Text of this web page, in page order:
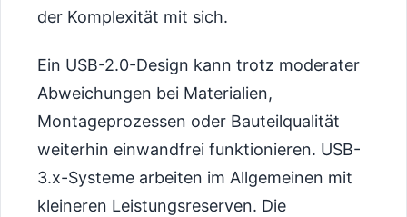
der Komplexität mit sich.
Ein USB-2.0-Design kann trotz moderater
Abweichungen bei Materialien,
Montageprozessen oder Bauteilqualität
weiterhin einwandfrei funktionieren. USB-
3.x-Systeme arbeiten im Allgemeinen mit
kleineren Leistungsreserven. Die